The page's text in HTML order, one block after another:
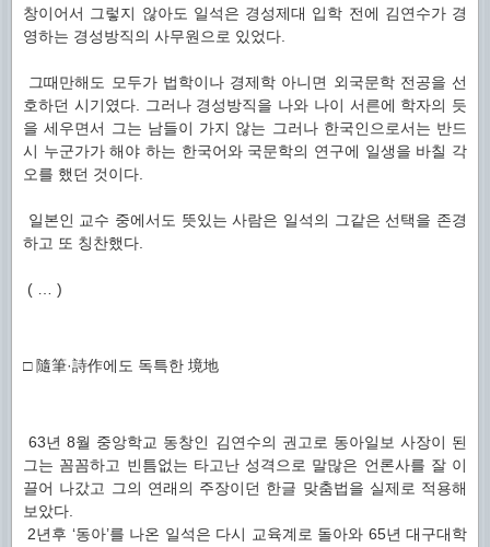
창이어서 그렇지 않아도 일석은 경성제대 입학 전에 김연수가 경
영하는 경성방직의 사무원으로 있었다.
그때만해도 모두가 법학이나 경제학 아니면 외국문학 전공을 선
호하던 시기였다. 그러나 경성방직을 나와 나이 서른에 학자의 듯
을 세우면서 그는 남들이 가지 않는 그러나 한국인으로서는 반드
시 누군가가 해야 하는 한국어와 국문학의 연구에 일생을 바칠 각
오를 했던 것이다.
일본인 교수 중에서도 뜻있는 사람은 일석의 그같은 선택을 존경
하고 또 칭찬했다.
( … )
□ 隨筆·詩作에도 독특한 境地
63년 8월 중앙학교 동창인 김연수의 권고로 동아일보 사장이 된
그는 꼼꼼하고 빈틈없는 타고난 성격으로 말많은 언론사를 잘 이
끌어 나갔고 그의 연래의 주장이던 한글 맞춤법을 실제로 적용해
보았다.
2년후 ‘동아’를 나온 일석은 다시 교육계로 돌아와 65년 대구대학